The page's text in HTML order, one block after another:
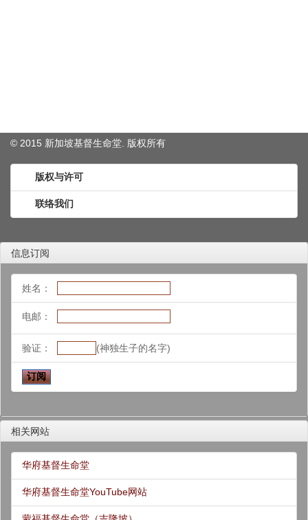
© 2015 新加坡基督生命堂. 版权所有
版权与许可
联络我们
信息订阅
姓名：
电邮：
验证： (神独生子的名字)
相关网站
华府基督生命堂
华府基督生命堂YouTube网站